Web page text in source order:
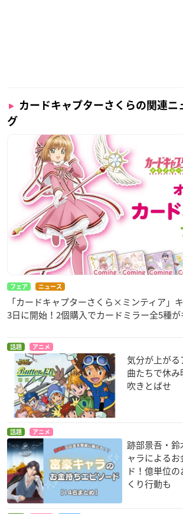
カードキャプターさくらの関連ニ
グ
フェア ニュース
「カードキャプターさくら×ミンティア」
3日に開始！2個購入でカードミラー全5種が
話題 アニメ
気分が上が
曲たちで休
吹きとばせ
話題 アニメ
跡部景吾・
ャラによる
ド！億単位
くり行動も